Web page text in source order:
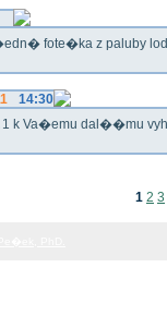
fote�ka z paluby
14:30
1 k Va�emu dal��mu
1 2 3